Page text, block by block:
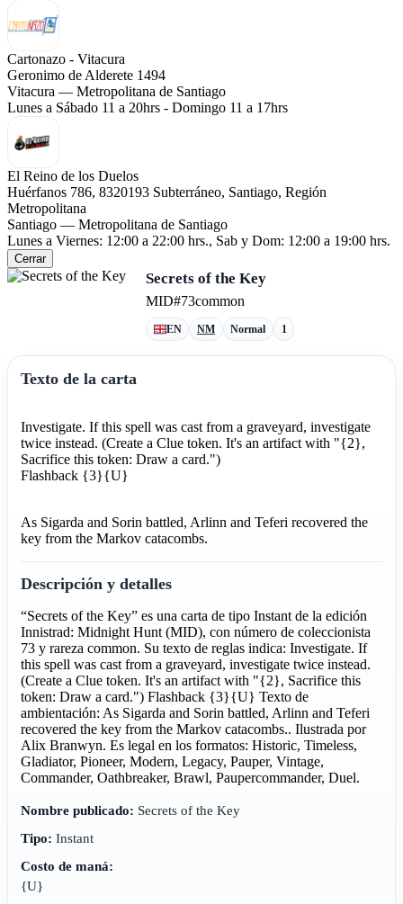
Cartonazo - Vitacura
Geronimo de Alderete 1494
Vitacura — Metropolitana de Santiago
Lunes a Sábado 11 a 20hrs - Domingo 11 a 17hrs
El Reino de los Duelos
Huérfanos 786, 8320193 Subterráneo, Santiago, Región
Metropolitana
Santiago — Metropolitana de Santiago
Lunes a Viernes: 12:00 a 22:00 hrs., Sab y Dom: 12:00 a 19:00 hrs.
Cerrar
Secrets of the Key
MID#73common
EN NM Normal 1
Texto de la carta
Investigate. If this spell was cast from a graveyard, investigate
twice instead. (Create a Clue token. It's an artifact with "{2},
Sacrifice this token: Draw a card.")
Flashback {3}{U}
As Sigarda and Sorin battled, Arlinn and Teferi recovered the
key from the Markov catacombs.
Descripción y detalles
“Secrets of the Key” es una carta de tipo Instant de la edición
Innistrad: Midnight Hunt (MID), con número de coleccionista
73 y rareza common. Su texto de reglas indica: Investigate. If
this spell was cast from a graveyard, investigate twice instead.
(Create a Clue token. It's an artifact with "{2}, Sacrifice this
token: Draw a card.") Flashback {3}{U} Texto de
ambientación: As Sigarda and Sorin battled, Arlinn and Teferi
recovered the key from the Markov catacombs.. Ilustrada por
Alix Branwyn. Es legal en los formatos: Historic, Timeless,
Gladiator, Pioneer, Modern, Legacy, Pauper, Vintage,
Commander, Oathbreaker, Brawl, Paupercommander, Duel.
Nombre publicado: Secrets of the Key
Tipo: Instant
Costo de maná:
{U}